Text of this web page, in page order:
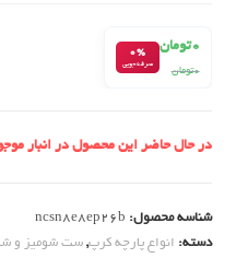
۰تومان
۰تومان
0%
صرفه‌جویی
در حال حاضر این محصول در انبار
شناسه محصول: ncsn8e8ep26b
دسته: انواع پارچه کرپ,ست شومیز و